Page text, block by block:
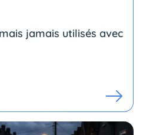
jamais utilisés avec